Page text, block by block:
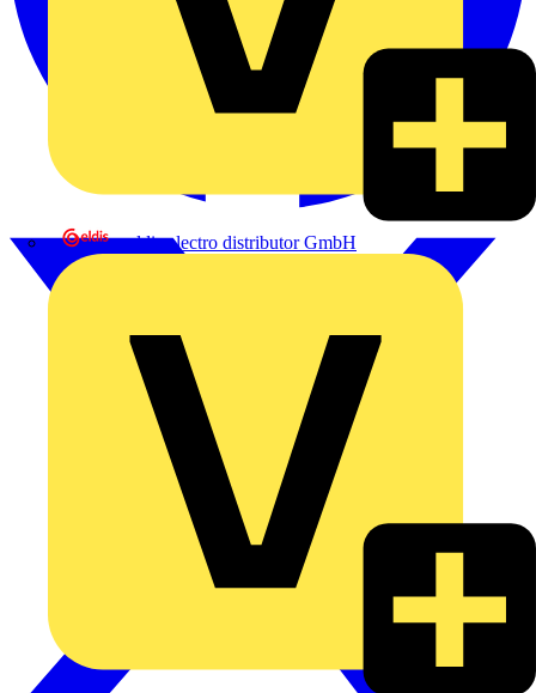
eldis electro distributor GmbH